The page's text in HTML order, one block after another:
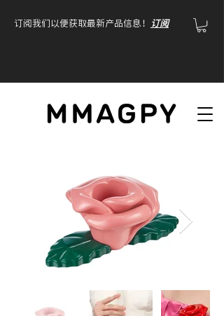
订阅我们以便获取最新产品信息！ 订阅